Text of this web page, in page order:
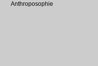
Anthroposophie